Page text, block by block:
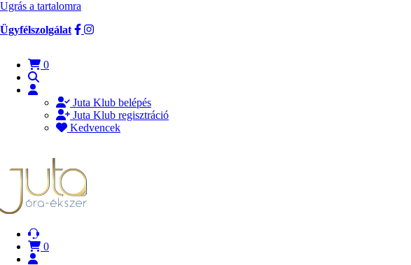
Ugrás a tartalomra
Ügyfélszolgálat
0
Juta Klub belépés
Juta Klub regisztráció
Kedvencek
0